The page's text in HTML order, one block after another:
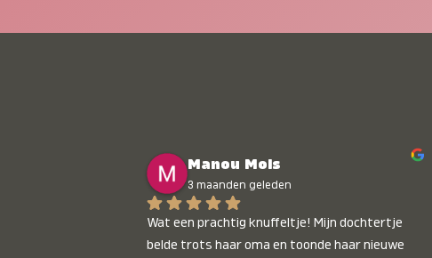
Manou Mols
3 maanden geleden
Wat een prachtig knuffeltje! Mijn dochtertje
belde trots haar oma en toonde haar nieuwe